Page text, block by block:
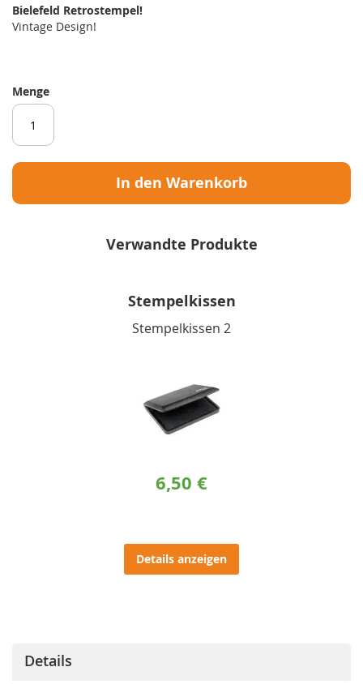
Bielefeld Retrostempel!
Vintage Design!
Menge
In den Warenkorb
Verwandte Produkte
Stempelkissen
Stempelkissen 2
6,50 €
Details anzeigen
Details